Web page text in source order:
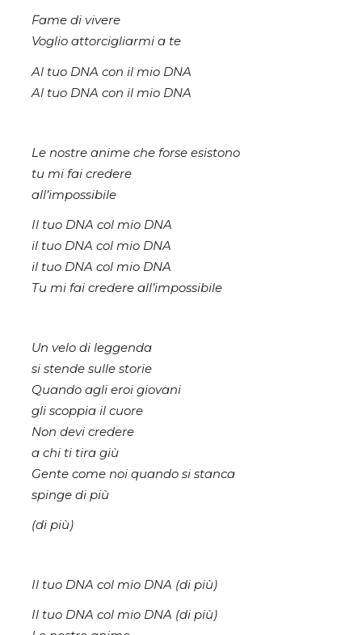
Fame di vivere
Voglio attorcigliarmi a te
Al tuo DNA con il mio DNA
Al tuo DNA con il mio DNA
Le nostre anime che forse esistono
tu mi fai credere
all’impossibile
Il tuo DNA col mio DNA
il tuo DNA col mio DNA
il tuo DNA col mio DNA
Tu mi fai credere all’impossibile
Un velo di leggenda
si stende sulle storie
Quando agli eroi giovani
gli scoppia il cuore
Non devi credere
a chi ti tira giù
Gente come noi quando si stanca
spinge di più
(di più)
Il tuo DNA col mio DNA (di più)
Il tuo DNA col mio DNA (di più)